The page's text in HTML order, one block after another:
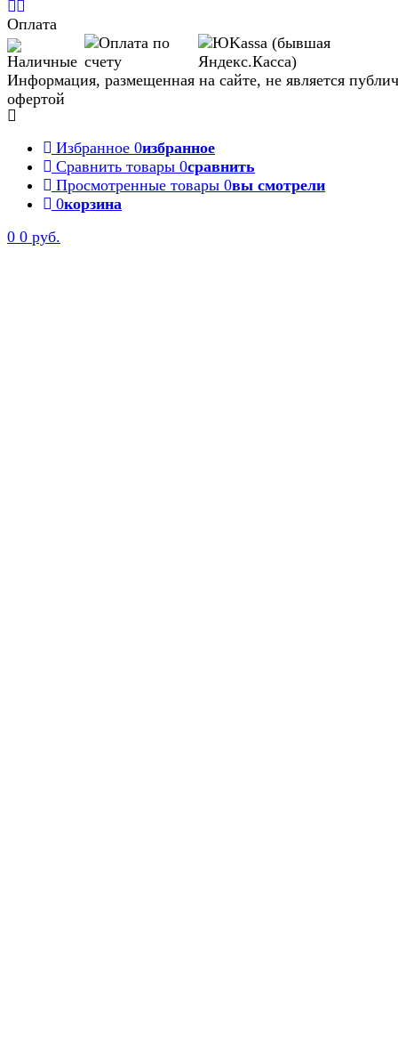
Оплата
Информация, размещенная на сайте, не является
офертой
Избранное 0избранное
Сравнить товары 0сравнить
Просмотренные товары 0вы смотрели
0корзина
0 0 руб.